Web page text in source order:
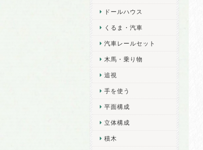
ドールハウス
くるま・汽車
汽車レールセット
木馬・乗り物
追視
手を使う
平面構成
立体構成
積木